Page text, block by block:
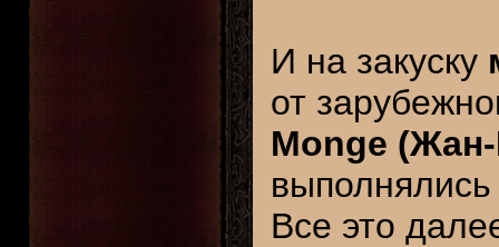
И на закуску
от
Monge
Все это